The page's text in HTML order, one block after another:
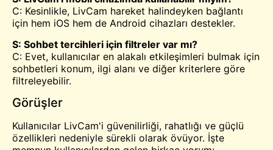
C: Kesinlikle, LivCam hareket halindeyken bağlantı
için hem iOS hem de Android cihazları destekler.
S: Sohbet tercihleri için filtreler var mı?
C: Evet, kullanıcılar en alakalı etkileşimleri bulmak için
sohbetleri konum, ilgi alanı ve diğer kriterlere göre
filtreleyebilir.
Görüşler
Kullanıcılar LivCam'i güvenilirliği, rahatlığı ve güçlü
özellikleri nedeniyle sürekli olarak övüyor. İşte